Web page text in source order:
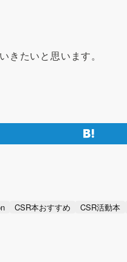
たいと思います。
CSR本おすすめ CSR活動本